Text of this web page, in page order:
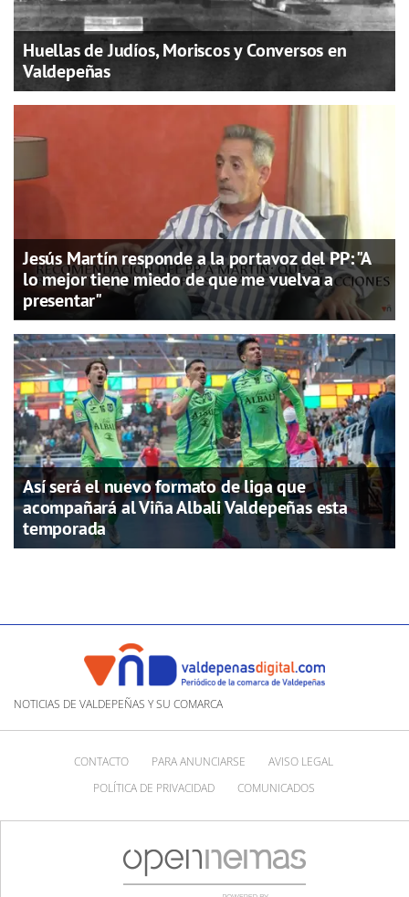
Huellas de Judíos, Moriscos y Conversos en
Valdepeñas
Jesús Martín responde a la portavoz del PP: "A
lo mejor tiene miedo de que me vuelva a
presentar"
Así será el nuevo formato de liga que
acompañará al Viña Albali Valdepeñas esta
temporada
NOTICIAS DE VALDEPEÑAS Y SU COMARCA
CONTACTO PARA ANUNCIARSE
AVISO LEGAL
POLÍTICA DE PRIVACIDAD
COMUNICADOS